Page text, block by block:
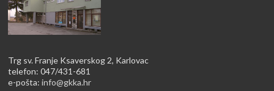
Trg sv. Franje Ksaverskog 2, Karlovac
telefon: 047/431-681
e-pošta:info@gkka.hr